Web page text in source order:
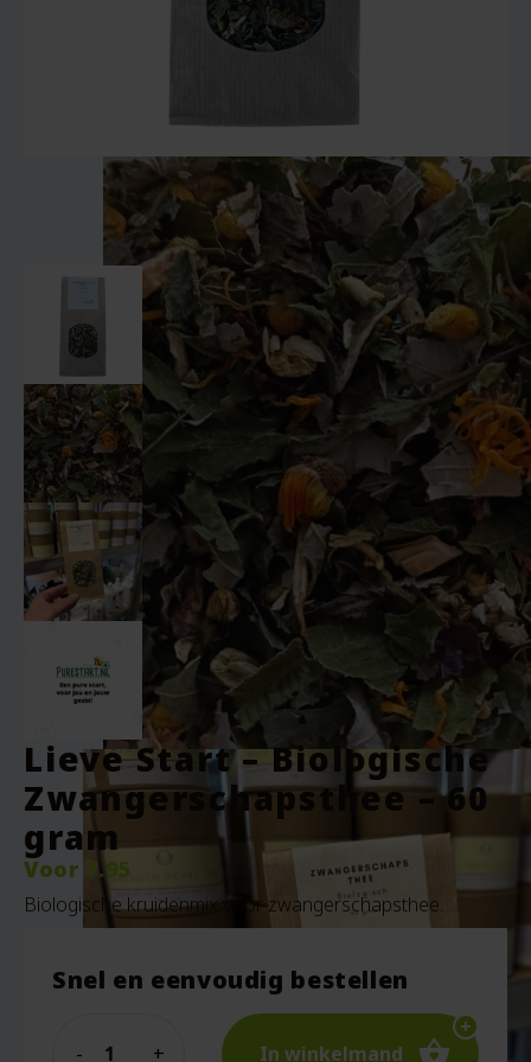
Lieve Start – Biologische
Zwangerschapsthee – 60
gram
Voor 7.95
Biologische kruidenmix voor zwangerschapsthee.
Snel en eenvoudig bestellen
In winkelmand